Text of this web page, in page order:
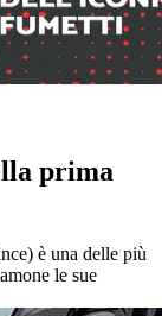
prima
è una delle più
le sue